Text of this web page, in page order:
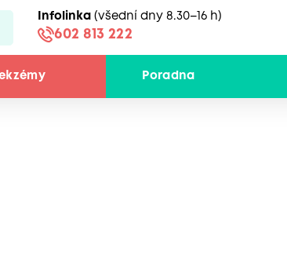
Infolinka (všední dny 8.30–16 h)
602 813 222
Poradna